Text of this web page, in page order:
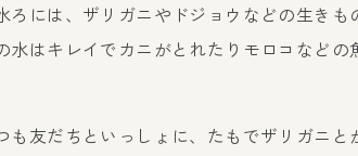
ろには、ザリガニやドジョウなどの生きも
水はキレイでカニがとれたりモロコなどの
も友だちといっしょに、たもでザリガニと